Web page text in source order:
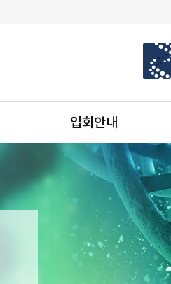
입회안내